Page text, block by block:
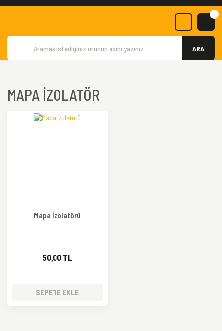
ARA
MAPA İZOLATÖR
Mapa İzolatörü
50,00 TL
SEPETE EKLE